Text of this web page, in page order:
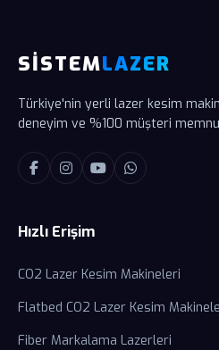
SİSTEMLAZER
Türkiye'nin yerli lazer kesim
deneyim ve %100 müşteri
Hızlı Erişim
CO2 Lazer Kesim Makineleri
Flatbed CO2 Lazer Kesim
Fiber Markalama Lazerleri